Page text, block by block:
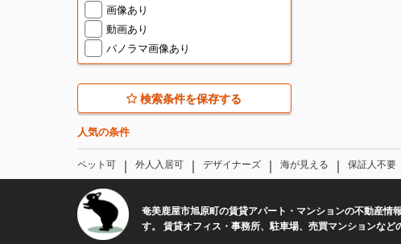
画像あり
動画あり
パノラマ画像あり
検索条件を保存する
人気の条件
ペット可 ｜ 外人入居可 ｜ デザイナーズ ｜ 海が見える ｜ 保証人不要
奄美鹿屋市旭原町の賃貸アパート・マンションの不動産
す。 賃貸オフィス・事務所、駐車場、売買マンションな